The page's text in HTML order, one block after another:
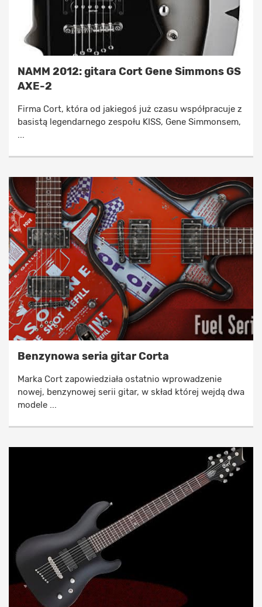
NAMM 2012: gitara Cort Gene Simmons GS
AXE-2
Firma Cort, która od jakiegoś już czasu współpracuje z
basistą legendarnego zespołu KISS, Gene Simmonsem,
...
Benzynowa seria gitar Corta
Marka Cort zapowiedziała ostatnio wprowadzenie
nowej, benzynowej serii gitar, w skład której wejdą dwa
modele ...